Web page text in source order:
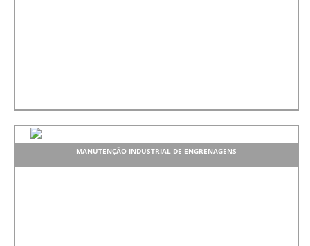
MANUTENÇÃO INDUSTRIAL DE ENGRENAGENS